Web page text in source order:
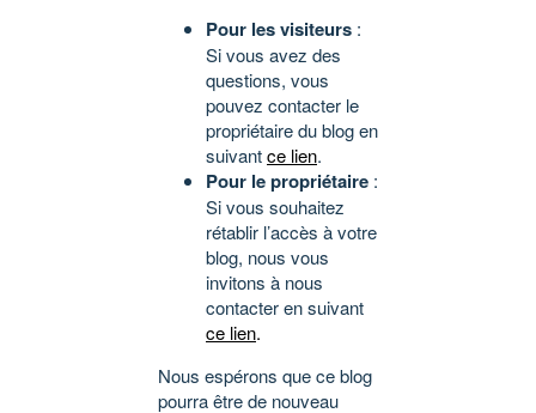
Pour les visiteurs :
Si vous avez des
questions, vous
pouvez contacter le
propriétaire du blog en
suivantce lien.
Pour le propriétaire :
Si vous souhaitez
rétablir l’accès à votre
blog, nous vous
invitons à nous
contacter en suivant
ce lien.
Nous espérons que ce blog
pourra être de nouveau